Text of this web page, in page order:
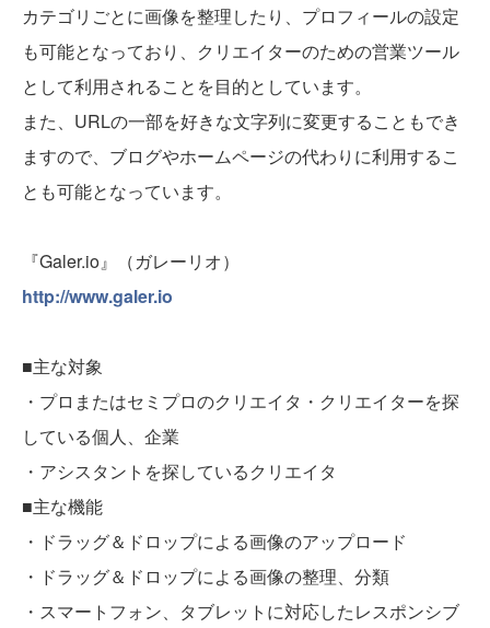
カテゴリごとに画像を整理したり、プロフィールの設定
も可能となっており、クリエイターのための営業ツール
として利用されることを目的としています。
また、URLの一部を好きな文字列に変更することもでき
ますので、ブログやホームページの代わりに利用するこ
とも可能となっています。
『Galer.io』（ガレーリオ）
http://www.galer.io
■主な対象
・プロまたはセミプロのクリエイタ・クリエイターを探
している個人、企業
・アシスタントを探しているクリエイタ
■主な機能
・ドラッグ＆ドロップによる画像のアップロード
・ドラッグ＆ドロップによる画像の整理、分類
・スマートフォン、タブレットに対応したレスポンシブ